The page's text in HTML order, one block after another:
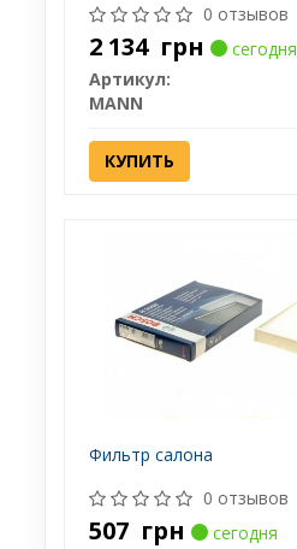
0 отзывов
2 134 грн
сегодня
Артикул:
MANN
КУПИТЬ
Фильтр салона
0 отзывов
507 грн
сегодня